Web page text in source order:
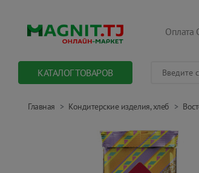
Оплата
КАТАЛОГ ТОВАРОВ
Главная Кондитерские изделия, хлеб